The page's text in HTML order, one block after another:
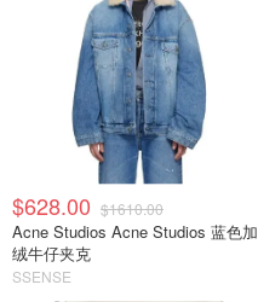
$628.00 $1610.00
Acne Studios Acne Studios 蓝色加
绒牛仔夹克
SSENSE